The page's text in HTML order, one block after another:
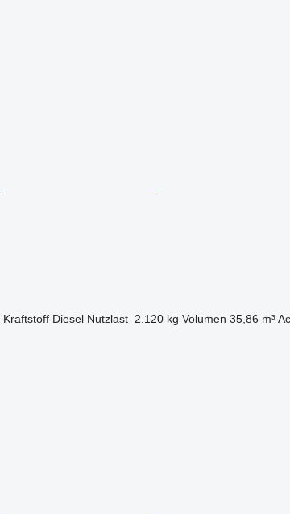
Kraftstoff Diesel Nutzlast 2.120 kg Volumen 35,86 m³